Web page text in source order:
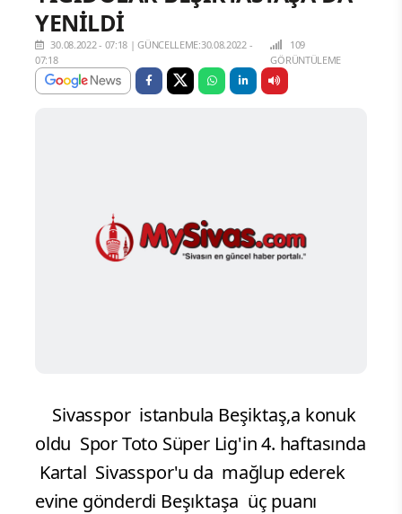
YENİLDİ
30.08.2022 - 07:18 |GÜNCELLEME:30.08.2022 -
07:18
109
GÖRÜNTÜLEME
Sivasspor istanbula Beşiktaş,a konuk
oldu Spor Toto Süper Lig'in 4. haftasında
Kartal Sivasspor'u da mağlup ederek
evine gönderdi Beşıktaşa üç puanı